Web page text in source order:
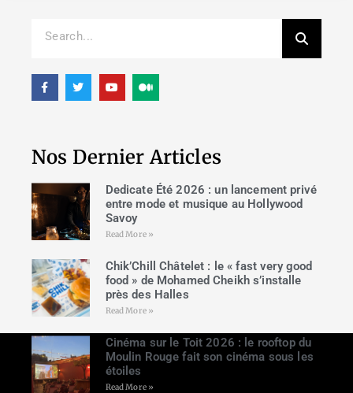
Nos Dernier Articles
Dedicate Été 2026 : un lancement privé
entre mode et musique au Hollywood
Savoy
Read More »
Chik’Chill Châtelet : le « fast very good
food » de Mohamed Cheikh s’installe
près des Halles
Read More »
Cinéma sur le Toit 2026 : le rooftop du
Moulin Rouge fait son cinéma sous les
étoiles
Read More »